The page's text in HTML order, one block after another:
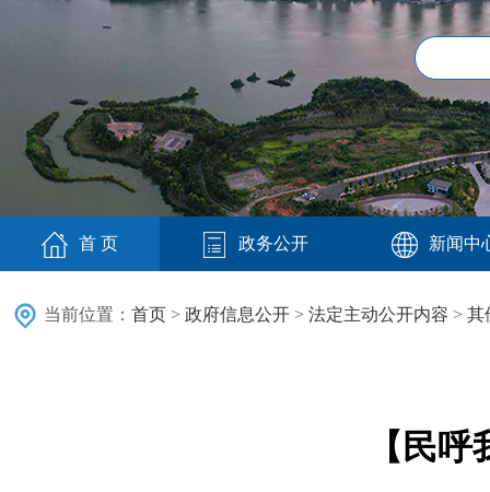
首 页 政务公开 新闻中
当前位置： 首页 > 政府信息公开 > 法定主动公开内容 > 其
【民